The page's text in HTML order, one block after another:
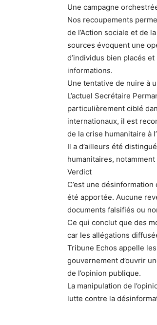
Une campagne
Nos recoupements
de l’Action sociale et de
sources évoquent une
d’individus bien placés
informations.
Une tentative de nuire à
L’actuel Secrétaire
particulièrement ciblé
internationaux, il est
de la crise humanitaire à
Il a d’ailleurs été
humanitaires,
Verdict
C’est une
été apportée. Aucune
documents falsifiés ou
Ce qui conclut que des
car les allégations
Tribune Echos appelle
gouvernement d’ouvrir
de l’opinion publique.
La manipulation de
lutte contre la